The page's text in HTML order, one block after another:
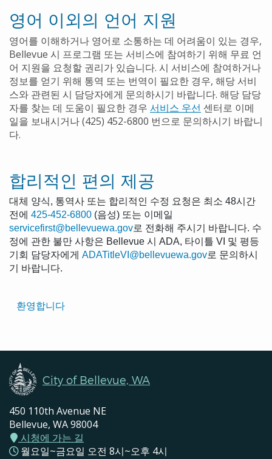
Translated
환영합니다
영어 이외의 언어 지원
영어를 이해하거나 영어로 소통하는 데 어려움이 있는 경우,
Bellevue 시 프로그램 또는 서비스에 참여하기 위해 무료 언
어 지원을 요청할 권리가 있습니다. 시 서비스에 참여하거나
정보를 얻기 위해 통역 또는 번역이 필요한 경우, 해당 서비
스와 관련된 시 담당자에게 문의하시기 바랍니다. 해당 담당
자를 찾는 데 도움이 필요한 경우 서비스 우선 센터로 이메
일을 보내시거나 (425) 452-6800 번으로 문의하시기 바랍니
다.
합리적인 편의 제공
대체 양식, 통역사 또는 합리적인 수정 요청은 최소 48시간
전에 425-452-6800 (음성) 또는 이메일
servicefirst@bellevuewa.gov로 전화해 주시기 바랍니다. 수
정에 관한 불만 사항은 Bellevue 시 ADA, 타이틀 VI 및 평등
기회 담당자에게 ADATitleVI@bellevuewa.gov로 문의하시
기 바랍니다.
City of Bellevue, WA
450 110th Avenue NE
Bellevue, WA 98004
시청에 가는 길
월요일~금요일 오전 8시~오후 4시